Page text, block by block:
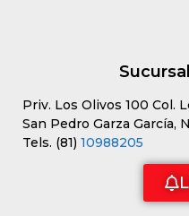
Priv. Los Olivos 100 Col.
San Pedro Garza García,
Tels. (81) 10988205